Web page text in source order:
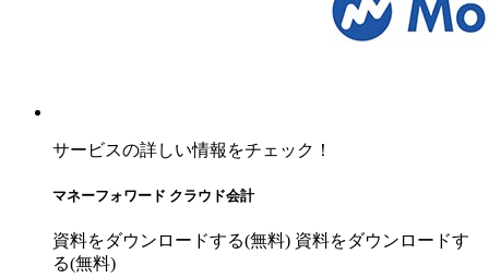
サービスの詳しい情報をチェック！
マネーフォワード クラウド会計
資料をダウンロードする(無料) 資料をダウンロードす
る(無料)